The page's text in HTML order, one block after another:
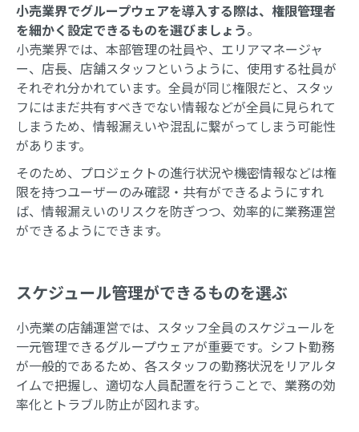
小売業界でグループウェアを導入する際は、権限管理者
を細かく設定できるものを選びましょう。
小売業界では、本部管理の社員や、エリアマネージャ
ー、店長、店舗スタッフというように、使用する社員が
それぞれ分かれています。全員が同じ権限だと、スタッ
フにはまだ共有すべきでない情報などが全員に見られて
しまうため、情報漏えいや混乱に繋がってしまう可能性
があります。
そのため、プロジェクトの進行状況や機密情報などは権
限を持つユーザーのみ確認・共有ができるようにすれ
ば、情報漏えいのリスクを防ぎつつ、効率的に業務運営
ができるようにできます。
スケジュール管理ができるものを選ぶ
小売業の店舗運営では、スタッフ全員のスケジュールを
一元管理できるグループウェアが重要です。シフト勤務
が一般的であるため、各スタッフの勤務状況をリアルタ
イムで把握し、適切な人員配置を行うことで、業務の効
率化とトラブル防止が図れます。